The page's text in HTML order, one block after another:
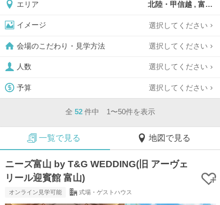
エリア 北陸・甲信越 , 富山県
イメージ 選択してください
会場のこだわり・見学方法 選択してください
人数 選択してください
予算 選択してください
全 52 件中 1〜50件を表示
一覧で見る 地図で見る
ニーズ富山 by T&G WEDDING(旧 アーヴェ
リール迎賓館 富山)
オンライン見学可能 式場・ゲストハウス